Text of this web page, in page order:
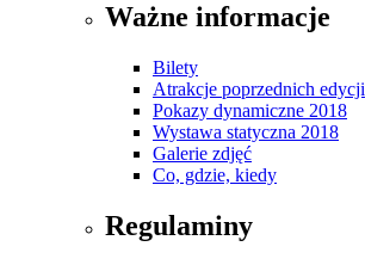
Ważne informacje
Bilety
Atrakcje poprzednich edycji
Pokazy dynamiczne 2018
Wystawa statyczna 2018
Galerie zdjęć
Co, gdzie, kiedy
Regulaminy